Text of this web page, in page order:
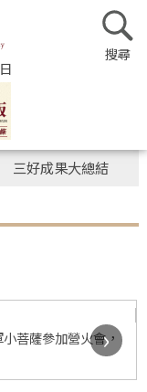
三好成果大總結
菩薩參加營火會，
›